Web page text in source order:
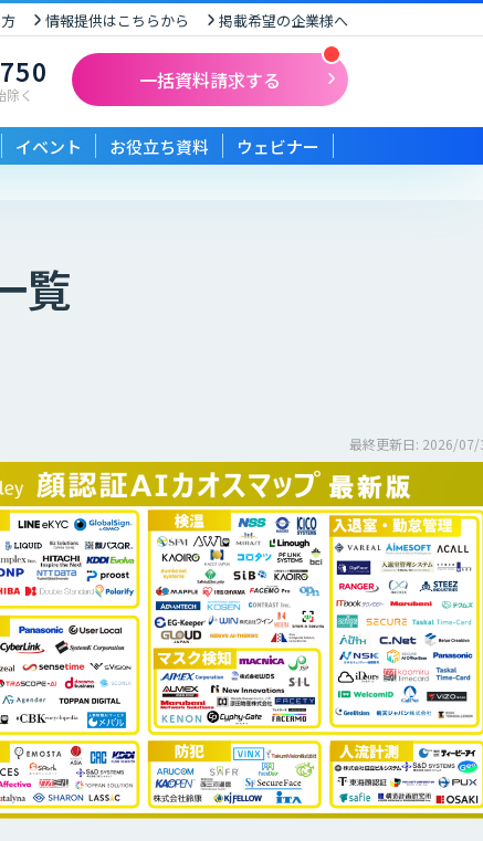
情報提供はこちらから 掲載希望の企業様へ
く
一括資料請求する
イベント お役立ち資料 ウェビナー
覧
最終更新日: 2026/07/